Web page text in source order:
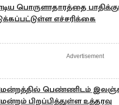
பொருளாதாரத்தை
எச்சரிக்கை
Advertisement
பெண்ணிடம்
பிறப்பித்துள்ள உத்தரவு